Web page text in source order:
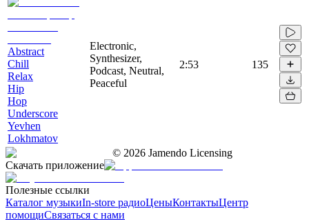
Abstract
Chill
Relax
Hip
Hop
Underscore
Yevhen
Lokhmatov
Electronic,
Synthesizer,
Podcast, Neutral,
Peaceful
2:53 135
© 2026 Jamendo Licensing
Скачать приложение
Полезные ссылки
Каталог музыкиIn-store радиоЦеныКонтактыЦентр
помощиСвязаться с нами